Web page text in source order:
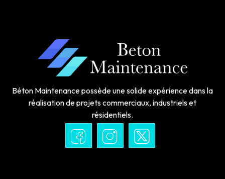
Béton Maintenance possède une solide expérience dans la
réalisation de projets commerciaux, industriels et
résidentiels.